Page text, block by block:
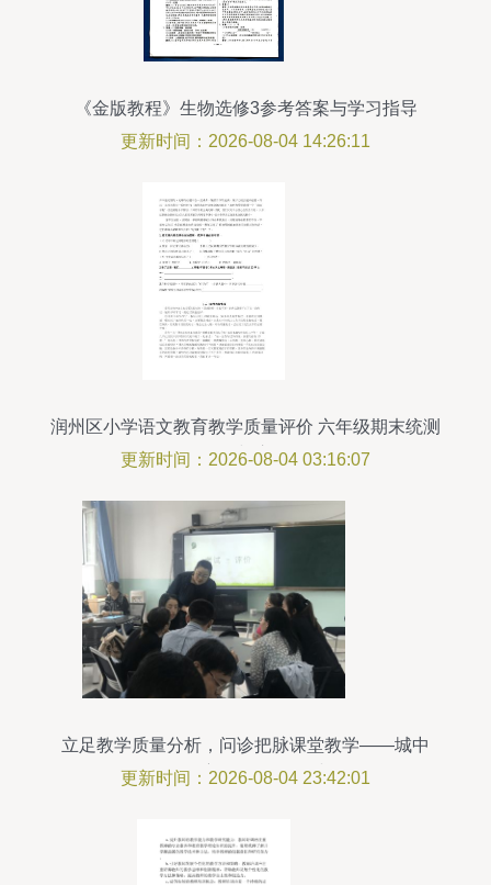
《金版教程》生物选修3参考答案与学习指导
更新时间：2026-08-04 14:26:11
润州区小学语文教育教学质量评价 六年级期末统测
分析与启示
更新时间：2026-08-04 03:16:07
立足教学质量分析，问诊把脉课堂教学——城中
区“教导主任有约”活动小记
更新时间：2026-08-04 23:42:01